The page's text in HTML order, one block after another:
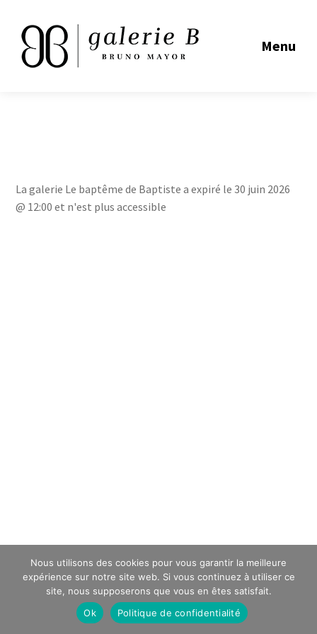
Menu
La galerie Le baptême de Baptiste a expiré le 30 juin 2026
@ 12:00 et n'est plus accessible
Nous utilisons des cookies pour vous garantir la meilleure
expérience sur notre site web. Si vous continuez à utiliser ce
site, nous supposerons que vous en êtes satisfait.
Ok
Politique de confidentialité